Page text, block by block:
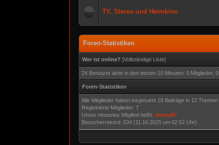
TV, Stereo und Heimkino
Foren-Statistiken
Wer ist online? [Vollständige Liste]
24 Benutzer aktiv in den letzten 15 Minuten: 0 Mitglieder,
Foren-Statistiken
Alle Mitglieder haben insgesamt 18 Beiträge in 12
Registrierte Mitglieder: 7
Unser neuestes Mitglied heißt: denny87
Besucherrekord: 534 (11.10.2025 um 02:52 Uhr)